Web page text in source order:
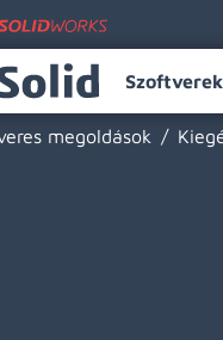
megoldások